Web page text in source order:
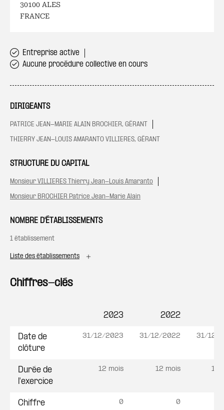
30100 ALES
FRANCE
Entreprise active
Aucune procédure collective en cours
DIRIGEANTS
PATRICE JEAN-MARIE ALAIN BROCHIER, GÉRANT
THIERRY JEAN-LOUIS AMARANTO VILLIERES, GÉRANT
STRUCTURE DU CAPITAL
Monsieur VILLIERES Thierry Jean-Louis Amaranto
Monsieur BROCHIER Patrice Jean-Marie Alain
NOMBRE D'ÉTABLISSEMENTS
1 établissement
Liste des établissements
Chiffres-clés
2023 2022
Date de
clôture
31/12/2023 31/12/2022 31/12/
Durée de
l'exercice
12 mois 12 mois 12
Chiffre
0 0